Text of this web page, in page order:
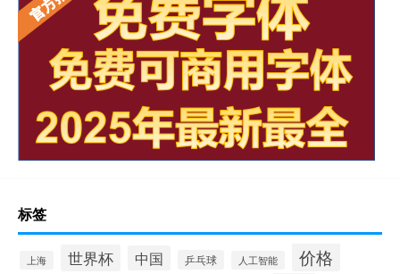
标签
上海 世界杯 中国 乒乓球 人工智能 价格